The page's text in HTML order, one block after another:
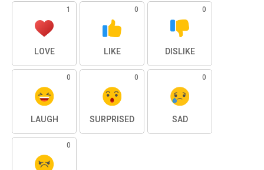
1
LOVE
0
LIKE
0
DISLIKE
0
LAUGH
0
SURPRISED
0
SAD
0